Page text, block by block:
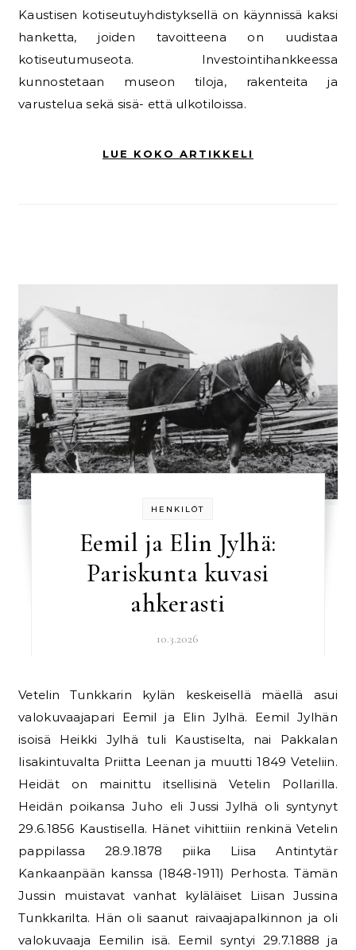
Kaustisen kotiseutuyhdistyksellä on käynnissä kaksi
hanketta, joiden tavoitteena on uudistaa
kotiseutumuseota. Investointihankkeessa
kunnostetaan museon tiloja, rakenteita ja
varustelua sekä sisä- että ulkotiloissa.
LUE KOKO ARTIKKELI
HENKILÖT
Eemil ja Elin Jylhä:
Pariskunta kuvasi
ahkerasti
10.3.2026
Vetelin Tunkkarin kylän keskeisellä mäellä asui
valokuvaajapari Eemil ja Elin Jylhä. Eemil Jylhän
isoisä Heikki Jylhä tuli Kaustiselta, nai Pakkalan
Iisakintuvalta Priitta Leenan ja muutti 1849 Veteliin.
Heidät on mainittu itsellisinä Vetelin Pollarilla.
Heidän poikansa Juho eli Jussi Jylhä oli syntynyt
29.6.1856 Kaustisella. Hänet vihittiiin renkinä Vetelin
pappilassa 28.9.1878 piika Liisa Antintytär
Kankaanpään kanssa (1848-1911) Perhosta. Tämän
Jussin muistavat vanhat kyläläiset Liisan Jussina
Tunkkarilta. Hän oli saanut raivaajapalkinnon ja oli
valokuvaaja Eemilin isä. Eemil syntyi 29.7.1888 ja